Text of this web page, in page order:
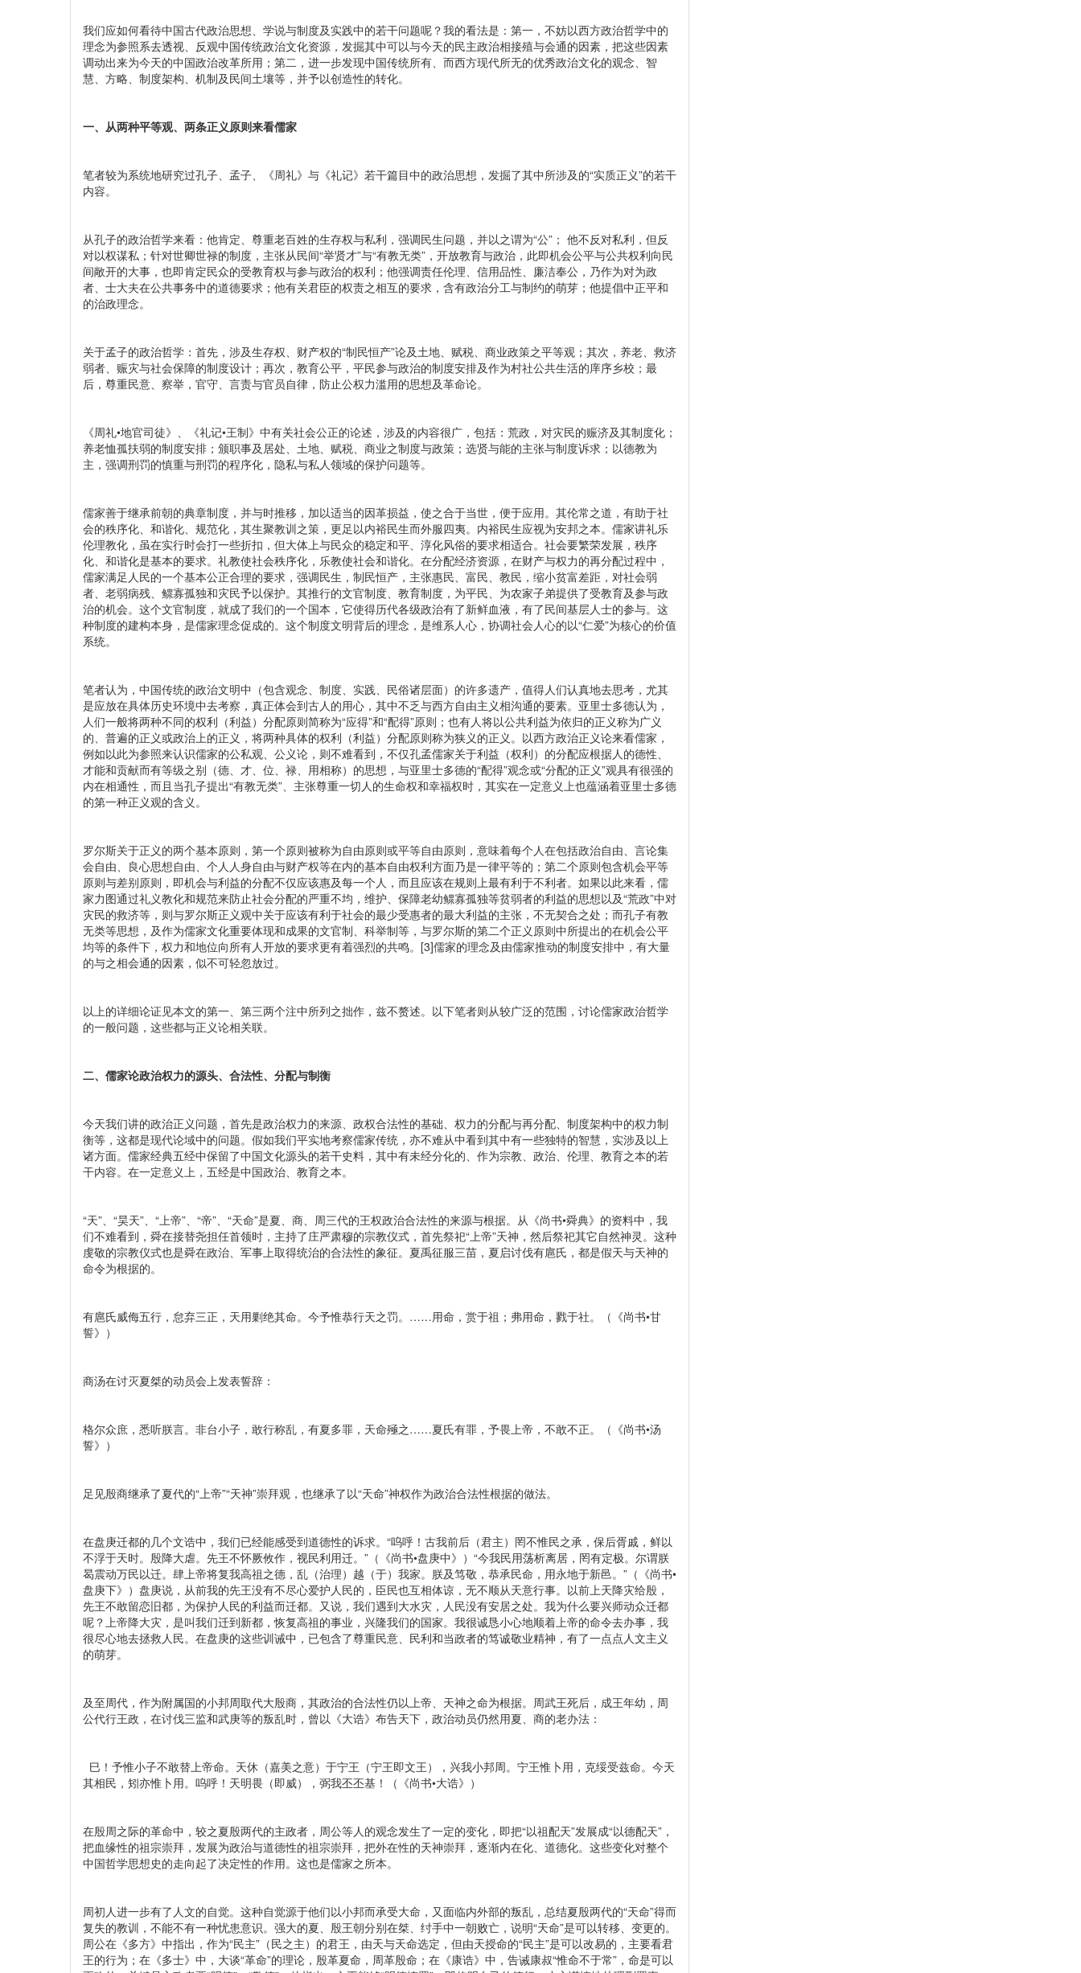
我们应如何看待中国古代政治思想、学说与制度及实践中的若干问题呢？我的看法是：第一，不妨以西方政治哲学中的
理念为参照系去透视、反观中国传统政治文化资源，发掘其中可以与今天的民主政治相接殖与会通的因素，把这些因素
调动出来为今天的中国政治改革所用；第二，进一步发现中国传统所有、而西方现代所无的优秀政治文化的观念、智
慧、方略、制度架构、机制及民间土壤等，并予以创造性的转化。
一、从两种平等观、两条正义原则来看儒家
笔者较为系统地研究过孔子、孟子、《周礼》与《礼记》若干篇目中的政治思想，发掘了其中所涉及的“实质正义”的若干
内容。
从孔子的政治哲学来看：他肯定、尊重老百姓的生存权与私利，强调民生问题，并以之谓为“公”； 他不反对私利，但反
对以权谋私；针对世卿世禄的制度，主张从民间“举贤才”与“有教无类”，开放教育与政治，此即机会公平与公共权利向民
间敞开的大事，也即肯定民众的受教育权与参与政治的权利；他强调责任伦理、信用品性、廉洁奉公，乃作为对为政
者、士大夫在公共事务中的道德要求；他有关君臣的权责之相互的要求，含有政治分工与制约的萌芽；他提倡中正平和
的治政理念。
关于孟子的政治哲学：首先，涉及生存权、财产权的“制民恒产”论及土地、赋税、商业政策之平等观；其次，养老、救济
弱者、赈灾与社会保障的制度设计；再次，教育公平，平民参与政治的制度安排及作为村社公共生活的庠序乡校；最
后，尊重民意、察举，官守、言责与官员自律，防止公权力滥用的思想及革命论。
《周礼•地官司徒》、《礼记•王制》中有关社会公正的论述，涉及的内容很广，包括：荒政，对灾民的赈济及其制度化；
养老恤孤扶弱的制度安排；颁职事及居处、土地、赋税、商业之制度与政策；选贤与能的主张与制度诉求；以德教为
主，强调刑罚的慎重与刑罚的程序化，隐私与私人领域的保护问题等。
儒家善于继承前朝的典章制度，并与时推移，加以适当的因革损益，使之合于当世，便于应用。其伦常之道，有助于社
会的秩序化、和谐化、规范化，其生聚教训之策，更足以内裕民生而外服四夷。内裕民生应视为安邦之本。儒家讲礼乐
伦理教化，虽在实行时会打一些折扣，但大体上与民众的稳定和平、淳化风俗的要求相适合。社会要繁荣发展，秩序
化、和谐化是基本的要求。礼教使社会秩序化，乐教使社会和谐化。在分配经济资源，在财产与权力的再分配过程中，
儒家满足人民的一个基本公正合理的要求，强调民生，制民恒产，主张惠民、富民、教民，缩小贫富差距，对社会弱
者、老弱病残、鳏寡孤独和灾民予以保护。其推行的文官制度、教育制度，为平民、为农家子弟提供了受教育及参与政
治的机会。这个文官制度，就成了我们的一个国本，它使得历代各级政治有了新鲜血液，有了民间基层人士的参与。这
种制度的建构本身，是儒家理念促成的。这个制度文明背后的理念，是维系人心，协调社会人心的以“仁爱”为核心的价值
系统。
笔者认为，中国传统的政治文明中（包含观念、制度、实践、民俗诸层面）的许多遗产，值得人们认真地去思考，尤其
是应放在具体历史环境中去考察，真正体会到古人的用心，其中不乏与西方自由主义相沟通的要素。亚里士多德认为，
人们一般将两种不同的权利（利益）分配原则简称为“应得”和“配得”原则；也有人将以公共利益为依归的正义称为广义
的、普遍的正义或政治上的正义，将两种具体的权利（利益）分配原则称为狭义的正义。以西方政治正义论来看儒家，
例如以此为参照来认识儒家的公私观、公义论，则不难看到，不仅孔孟儒家关于利益（权利）的分配应根据人的德性、
才能和贡献而有等级之别（德、才、位、禄、用相称）的思想，与亚里士多德的“配得”观念或“分配的正义”观具有很强的
内在相通性，而且当孔子提出“有教无类”、主张尊重一切人的生命权和幸福权时，其实在一定意义上也蕴涵着亚里士多德
的第一种正义观的含义。
罗尔斯关于正义的两个基本原则，第一个原则被称为自由原则或平等自由原则，意味着每个人在包括政治自由、言论集
会自由、良心思想自由、个人人身自由与财产权等在内的基本自由权利方面乃是一律平等的；第二个原则包含机会平等
原则与差别原则，即机会与利益的分配不仅应该惠及每一个人，而且应该在规则上最有利于不利者。如果以此来看，儒
家力图通过礼义教化和规范来防止社会分配的严重不均，维护、保障老幼鳏寡孤独等贫弱者的利益的思想以及“荒政”中对
灾民的救济等，则与罗尔斯正义观中关于应该有利于社会的最少受惠者的最大利益的主张，不无契合之处；而孔子有教
无类等思想，及作为儒家文化重要体现和成果的文官制、科举制等，与罗尔斯的第二个正义原则中所提出的在机会公平
均等的条件下，权力和地位向所有人开放的要求更有着强烈的共鸣。[3]儒家的理念及由儒家推动的制度安排中，有大量
的与之相会通的因素，似不可轻忽放过。
以上的详细论证见本文的第一、第三两个注中所列之拙作，兹不赘述。以下笔者则从较广泛的范围，讨论儒家政治哲学
的一般问题，这些都与正义论相关联。
二、儒家论政治权力的源头、合法性、分配与制衡
今天我们讲的政治正义问题，首先是政治权力的来源、政权合法性的基础、权力的分配与再分配、制度架构中的权力制
衡等，这都是现代论域中的问题。假如我们平实地考察儒家传统，亦不难从中看到其中有一些独特的智慧，实涉及以上
诸方面。儒家经典五经中保留了中国文化源头的若干史料，其中有未经分化的、作为宗教、政治、伦理、教育之本的若
干内容。在一定意义上，五经是中国政治、教育之本。
“天”、“昊天”、“上帝”、“帝”、“天命”是夏、商、周三代的王权政治合法性的来源与根据。从《尚书•舜典》的资料中，我
们不难看到，舜在接替尧担任首领时，主持了庄严肃穆的宗教仪式，首先祭祀“上帝”天神，然后祭祀其它自然神灵。这种
虔敬的宗教仪式也是舜在政治、军事上取得统治的合法性的象征。夏禹征服三苗，夏启讨伐有扈氏，都是假天与天神的
命令为根据的。
有扈氏威侮五行，怠弃三正，天用剿绝其命。今予惟恭行天之罚。……用命，赏于祖；弗用命，戮于社。（《尚书•甘
誓》）
商汤在讨灭夏桀的动员会上发表誓辞：
格尔众庶，悉听朕言。非台小子，敢行称乱，有夏多罪，天命殛之……夏氏有罪，予畏上帝，不敢不正。（《尚书•汤
誓》）
足见殷商继承了夏代的“上帝”“天神”崇拜观，也继承了以“天命”神权作为政治合法性根据的做法。
在盘庚迁都的几个文诰中，我们已经能感受到道德性的诉求。“呜呼！古我前后（君主）罔不惟民之承，保后胥戚，鲜以
不浮于天时。殷降大虐。先王不怀厥攸作，视民利用迁。”（《尚书•盘庚中》）“今我民用荡析离居，罔有定极。尔谓朕
曷震动万民以迁。肆上帝将复我高祖之德，乱（治理）越（于）我家。朕及笃敬，恭承民命，用永地于新邑。”（《尚书•
盘庚下》）盘庚说，从前我的先王没有不尽心爱护人民的，臣民也互相体谅，无不顺从天意行事。以前上天降灾给殷，
先王不敢留恋旧都，为保护人民的利益而迁都。又说，我们遇到大水灾，人民没有安居之处。我为什么要兴师动众迁都
呢？上帝降大灾，是叫我们迁到新都，恢复高祖的事业，兴隆我们的国家。我很诚恳小心地顺着上帝的命令去办事，我
很尽心地去拯救人民。在盘庚的这些训诫中，已包含了尊重民意、民利和当政者的笃诚敬业精神，有了一点点人文主义
的萌芽。
及至周代，作为附属国的小邦周取代大殷商，其政治的合法性仍以上帝、天神之命为根据。周武王死后，成王年幼，周
公代行王政，在讨伐三监和武庚等的叛乱时，曾以《大诰》布告天下，政治动员仍然用夏、商的老办法：
巳！予惟小子不敢替上帝命。天休（嘉美之意）于宁王（宁王即文王），兴我小邦周。宁王惟卜用，克绥受兹命。今天
其相民，矧亦惟卜用。呜呼！天明畏（即威），弼我丕丕基！（《尚书•大诰》）
在殷周之际的革命中，较之夏殷两代的主政者，周公等人的观念发生了一定的变化，即把“以祖配天”发展成“以德配天”，
把血缘性的祖宗崇拜，发展为政治与道德性的祖宗崇拜，把外在性的天神崇拜，逐渐内在化、道德化。这些变化对整个
中国哲学思想史的走向起了决定性的作用。这也是儒家之所本。
周初人进一步有了人文的自觉。这种自觉源于他们以小邦而承受大命，又面临内外部的叛乱，总结夏殷两代的“天命”得而
复失的教训，不能不有一种忧患意识。强大的夏、殷王朝分别在桀、纣手中一朝败亡，说明“天命”是可以转移、变更的。
周公在《多方》中指出，作为“民主”（民之主）的君王，由天与天命选定，但由天授命的“民主”是可以改易的，主要看君
王的行为；在《多士》中，大谈“革命”的理论，殷革夏命，周革殷命；在《康诰》中，告诫康叔“惟命不于常”，命是可以